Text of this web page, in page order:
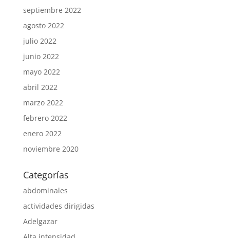
septiembre 2022
agosto 2022
julio 2022
junio 2022
mayo 2022
abril 2022
marzo 2022
febrero 2022
enero 2022
noviembre 2020
Categorías
abdominales
actividades dirigidas
Adelgazar